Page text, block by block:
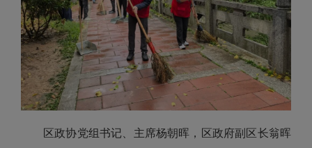
区政协党组书记、主席杨朝晖，区政府副区长翁晖